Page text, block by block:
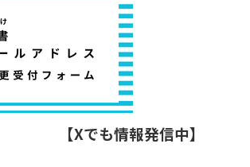
【Xでも情報発信中】